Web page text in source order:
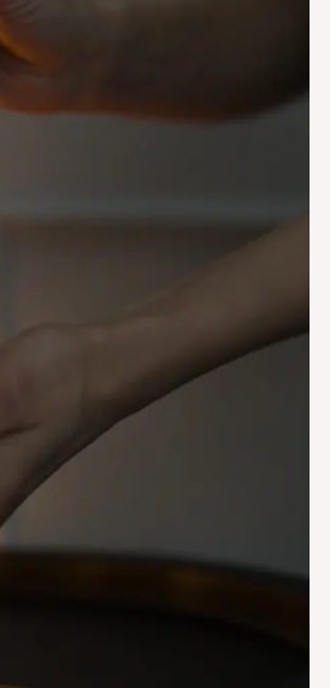
STRONA